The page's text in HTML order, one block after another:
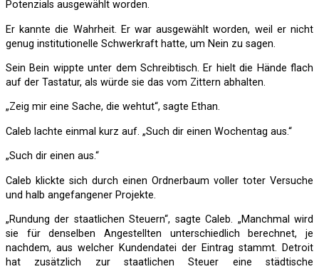
Potenzials ausgewählt worden.
Er kannte die Wahrheit. Er war ausgewählt worden, weil er nicht
genug institutionelle Schwerkraft hatte, um Nein zu sagen.
Sein Bein wippte unter dem Schreibtisch. Er hielt die Hände flach
auf der Tastatur, als würde sie das vom Zittern abhalten.
„Zeig mir eine Sache, die wehtut“, sagte Ethan.
Caleb lachte einmal kurz auf. „Such dir einen Wochentag aus.“
„Such dir einen aus.“
Caleb klickte sich durch einen Ordnerbaum voller toter Versuche
und halb angefangener Projekte.
„Rundung der staatlichen Steuern“, sagte Caleb. „Manchmal wird
sie für denselben Angestellten unterschiedlich berechnet, je
nachdem, aus welcher Kundendatei der Eintrag stammt. Detroit
hat zusätzlich zur staatlichen Steuer eine städtische